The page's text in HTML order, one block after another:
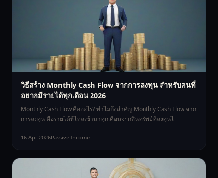
วิธีสร้าง Monthly Cash Flow จากการลงทุน สำหรับคนที่
อยากมีรายได้ทุกเดือน 2026
Monthly Cash Flow คืออะไร? ทำไมถึงสำคัญ Monthly Cash Flow จาก
การลงทุน คือรายได้ที่ไหลเข้ามาทุกเดือนจากสินทรัพย์ที่ลงทุนไ
16 Apr 2026Passive Income